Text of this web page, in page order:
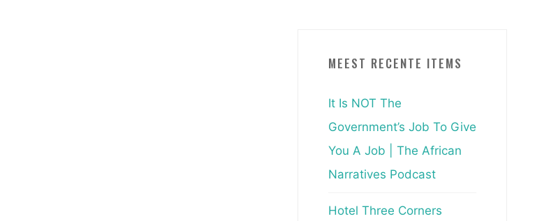
MEEST RECENTE ITEMS
It Is NOT The
Government’s Job To Give
You A Job | The African
Narratives Podcast
Hotel Three Corners